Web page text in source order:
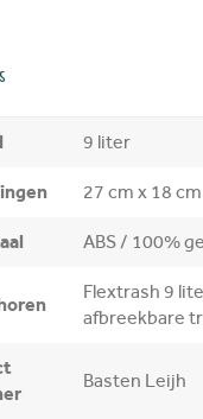
9 liter
27 cm x 18
ABS / 100%
Flextrash 9
afbreekbare
Basten Leijh